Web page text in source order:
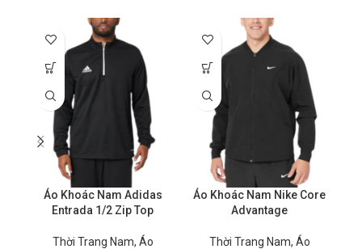
Áo Khoác Nam Adidas
Entrada 1/2 Zip Top
Thời Trang Nam, Áo
Áo Khoác Nam Nike Core
Advantage
Thời Trang Nam, Áo